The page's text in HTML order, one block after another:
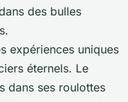
des bulles
expériences uniques
éternels. Le
dans ses roulottes